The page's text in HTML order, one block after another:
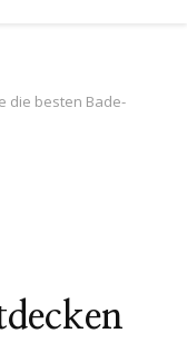
die besten Bade-